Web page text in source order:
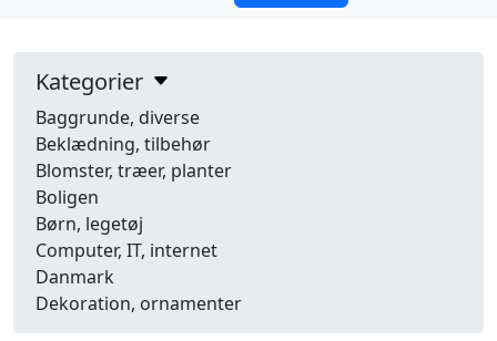
Kategorier
Baggrunde, diverse
Beklædning, tilbehør
Blomster, træer, planter
Boligen
Børn, legetøj
Computer, IT, internet
Danmark
Dekoration, ornamenter